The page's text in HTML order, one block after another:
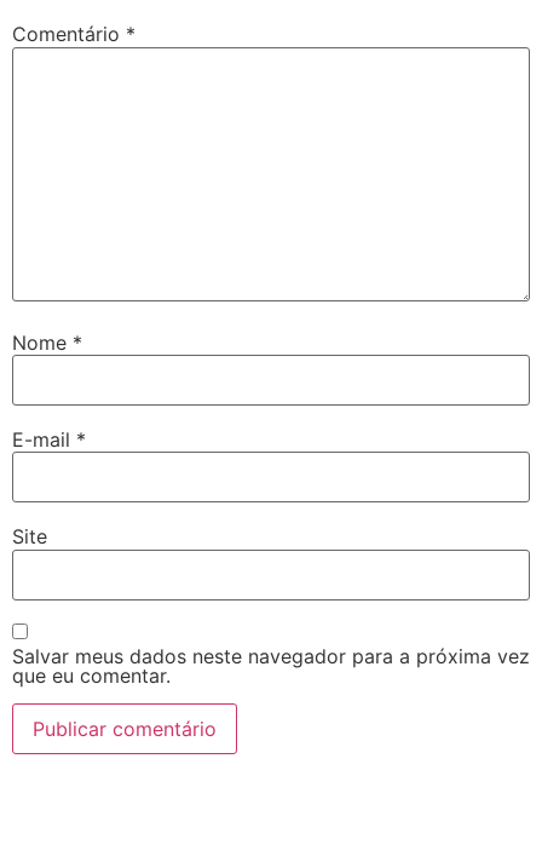
Comentário *
Nome *
E-mail *
Site
Salvar meus dados neste navegador para a próxima vez
que eu comentar.